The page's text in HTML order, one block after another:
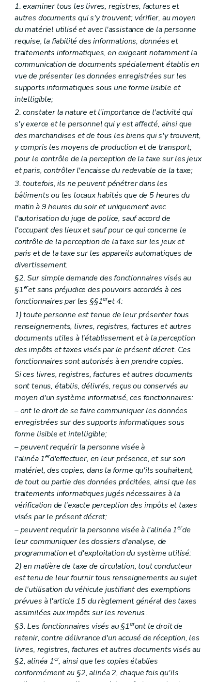
1. examiner tous les livres, registres, factures et
autres documents qui s'y trouvent; vérifier, au moyen
du matériel utilisé et avec l'assistance de la personne
requise, la fiabilité des informations, données et
traitements informatiques, en exigeant notamment la
communication de documents spécialement établis en
vue de présenter les données enregistrées sur les
supports informatiques sous une forme lisible et
intelligible;
2. constater la nature et l'importance de l'activité qui
s'y exerce et le personnel qui y est affecté, ainsi que
des marchandises et de tous les biens qui s'y trouvent,
y compris les moyens de production et de transport;
pour le contrôle de la perception de la taxe sur les jeux
et paris, contrôler l'encaisse du redevable de la taxe;
3. toutefois, ils ne peuvent pénétrer dans les
bâtiments ou les locaux habités que de 5 heures du
matin à 9 heures du soir et uniquement avec
l'autorisation du juge de police, sauf accord de
l'occupant des lieux et sauf pour ce qui concerne le
contrôle de la perception de la taxe sur les jeux et
paris et de la taxe sur les appareils automatiques de
divertissement.
§2. Sur simple demande des fonctionnaires visés au
§1eret sans préjudice des pouvoirs accordés à ces
fonctionnaires par les §§1eret 4:
1) toute personne est tenue de leur présenter tous
renseignements, livres, registres, factures et autres
documents utiles à l'établissement et à la perception
des impôts et taxes visés par le présent décret. Ces
fonctionnaires sont autorisés à en prendre copies.
Si ces livres, registres, factures et autres documents
sont tenus, établis, délivrés, reçus ou conservés au
moyen d'un système informatisé, ces fonctionnaires:
– ont le droit de se faire communiquer les données
enregistrées sur des supports informatiques sous
forme lisible et intelligible;
– peuvent requérir la personne visée à
l'alinéa 1erd'effectuer, en leur présence, et sur son
matériel, des copies, dans la forme qu'ils souhaitent,
de tout ou partie des données précitées, ainsi que les
traitements informatiques jugés nécessaires à la
vérification de l'exacte perception des impôts et taxes
visés par le présent décret;
– peuvent requérir la personne visée à l'alinéa 1erde
leur communiquer les dossiers d'analyse, de
programmation et d'exploitation du système utilisé:
2) en matière de taxe de circulation, tout conducteur
est tenu de leur fournir tous renseignements au sujet
de l'utilisation du véhicule justifiant des exemptions
prévues à l'article 15 du règlement général des taxes
assimilées aux impôts sur les revenus.
§3. Les fonctionnaires visés au §1eront le droit de
retenir, contre délivrance d'un accusé de réception, les
livres, registres, factures et autres documents visés au
§2, alinéa 1er, ainsi que les copies établies
conformément au §2, alinéa 2, chaque fois qu'ils